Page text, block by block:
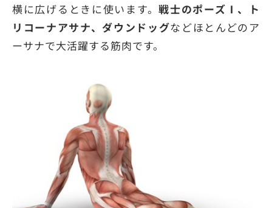
横に広げるときに使います。戦士のポーズⅠ、ト
リコーナアサナ、ダウンドッグなどほとんどのア
ーサナで大活躍する筋肉です。